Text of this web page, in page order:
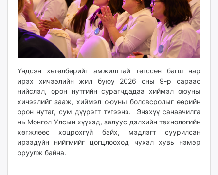
Үндсэн хөтөлбөрийг амжилттай төгссөн багш нар
ирэх хичээлийн жил буюу 2026 оны 9-р сараас
нийслэл, орон нутгийн сурагчдадаа хиймэл оюуны
хичээлийг зааж, хиймэл оюуны боловсролыг өөрийн
орон нутаг, сум дүүрэгт түгээнэ. Энэхүү санаачилга
нь Монгол Улсын хүүхэд, залуус дэлхийн технологийн
хөгжлөөс хоцрохгүй байх, мэдлэгт суурилсан
ирээдүйн нийгмийг цогцлооход чухал хувь нэмэр
оруулж байна.